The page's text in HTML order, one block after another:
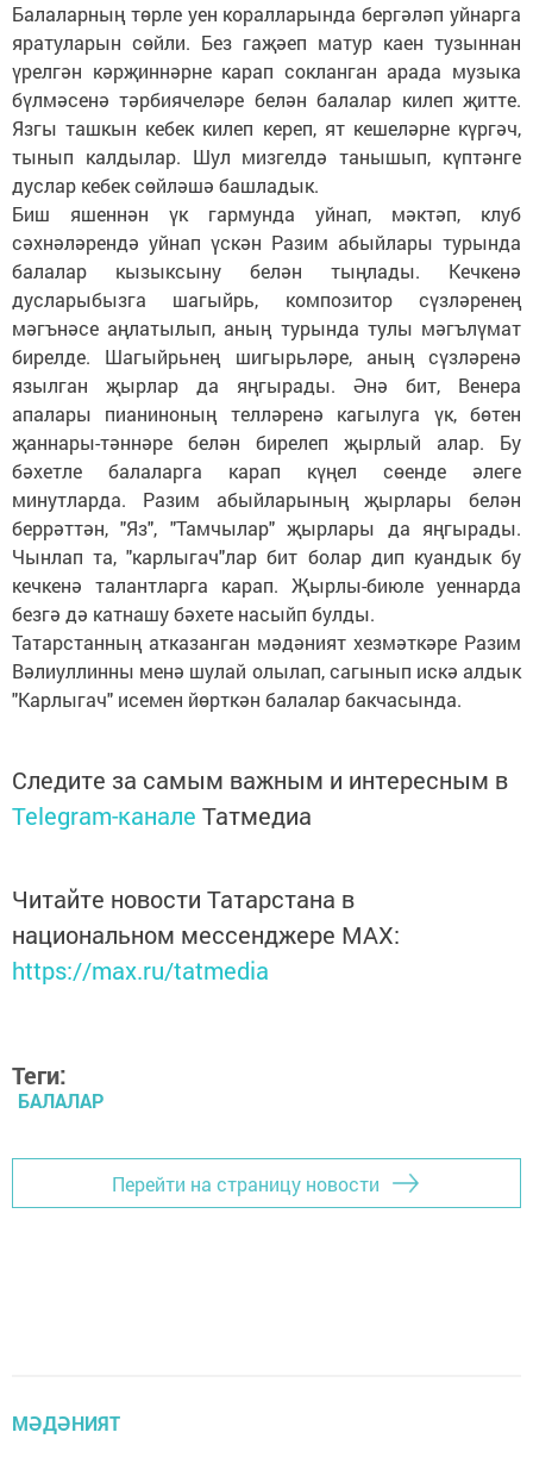
Балаларның төрле уен коралларында бергәләп уйнарга
яратуларын сөйли. Без гаҗәеп матур каен тузыннан
үрелгән кәрҗиннәрне карап сокланган арада музыка
бүлмәсенә тәрбиячеләре белән балалар килеп җитте.
Язгы ташкын кебек килеп кереп, ят кешеләрне күргәч,
тынып калдылар. Шул мизгелдә танышып, күптәнге
дуслар кебек сөйләшә башладык.
Биш яшеннән үк гармунда уйнап, мәктәп, клуб
сәхнәләрендә уйнап үскән Разим абыйлары турында
балалар кызыксыну белән тыңлады. Кечкенә
дусларыбызга шагыйрь, композитор сүзләренең
мәгънәсе аңлатылып, аның турында тулы мәгълүмат
бирелде. Шагыйрьнең шигырьләре, аның сүзләренә
язылган җырлар да яңгырады. Әнә бит, Венера
апалары пианиноның телләренә кагылуга үк, бөтен
җаннары-тәннәре белән бирелеп җырлый алар. Бу
бәхетле балаларга карап күңел сөенде әлеге
минутларда. Разим абыйларының җырлары белән
беррәттән, "Яз", "Тамчылар" җырлары да яңгырады.
Чынлап та, "карлыгач"лар бит болар дип куандык бу
кечкенә талантларга карап. Җырлы-биюле уеннарда
безгә дә катнашу бәхете насыйп булды.
Татарстанның атказанган мәдәният хезмәткәре Разим
Вәлиуллинны менә шулай олылап, сагынып искә алдык
"Карлыгач" исемен йөрткән балалар бакчасында.
Следите за самым важным и интересным в
Telegram-канале Татмедиа
Читайте новости Татарстана в
национальном мессенджере MАХ:
https://max.ru/tatmedia
Теги:
БАЛАЛАР
Перейти на страницу новости
МӘДӘНИЯТ